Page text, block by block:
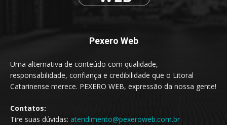
Pexero Web
Uma alternativa de conteúdo com qualidade,
responsabilidade, confiança e credibilidade que o Litoral
Catarinense merece. PEXERO WEB, expressão da nossa gente!
Contatos:
Tire suas dúvidas: atendimento@pexeroweb.com.br